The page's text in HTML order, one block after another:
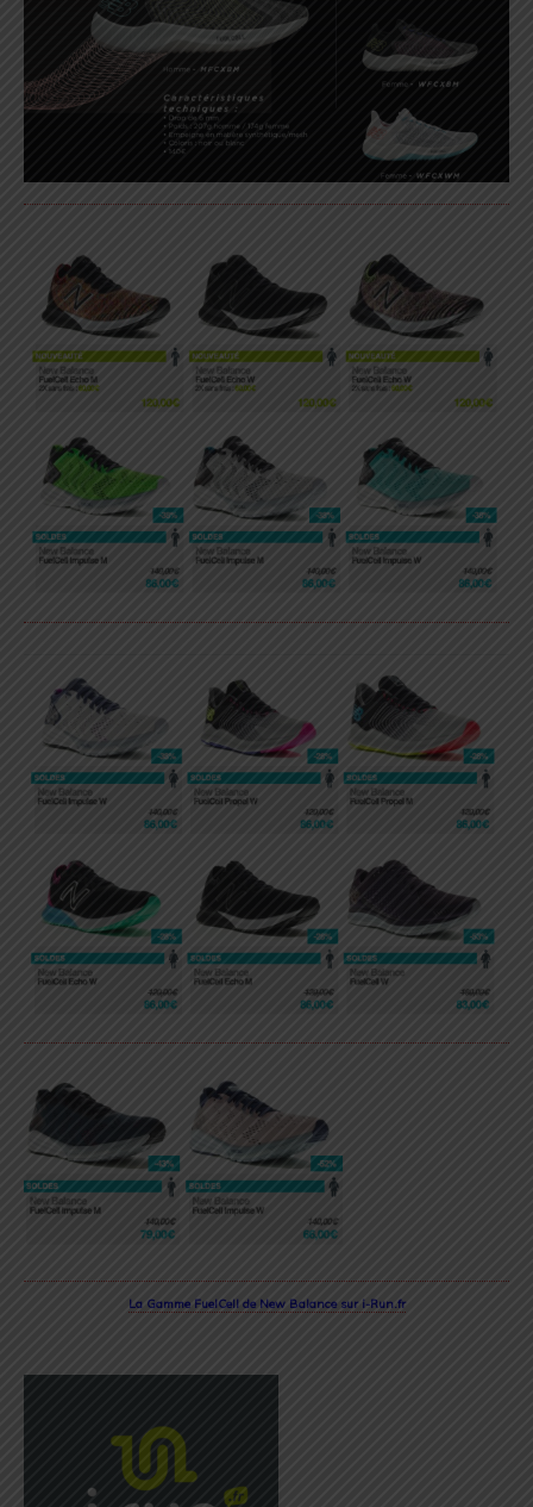
La Gamme FuelCell de New Balance sur i-Run.fr